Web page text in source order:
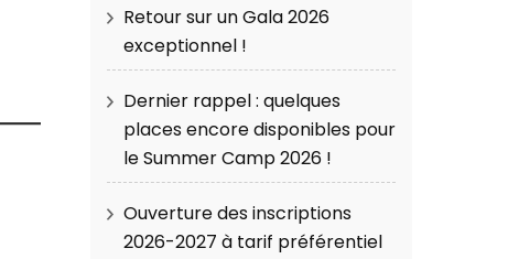
Retour sur un Gala 2026
exceptionnel !
Dernier rappel : quelques
places encore disponibles pour
le Summer Camp 2026 !
Ouverture des inscriptions
2026-2027 à tarif préférentiel